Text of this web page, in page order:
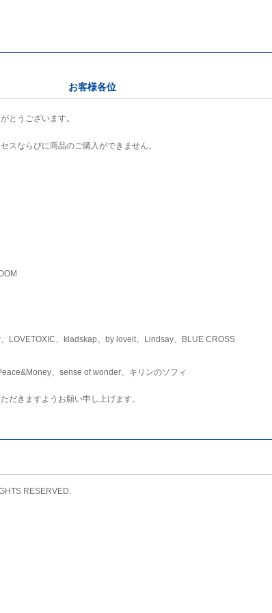
お客様各位
とうございます。
スならびに商品のご購入ができません。
LOVETOXIC、kladskap、by loveit、Lindsay、BLUE CROSS
、sense of wonder、キリンのソフィ
だきますようお願い申し上げます。